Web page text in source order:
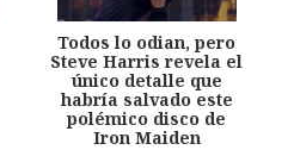
Todos lo odian, pero
Steve Harris revela el
único detalle que
habría salvado este
polémico disco de
Iron Maiden